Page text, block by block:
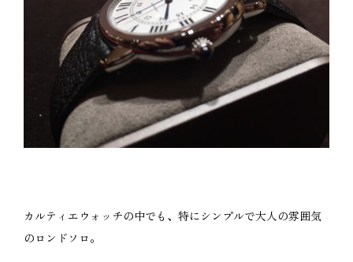
カルティエウォッチの中でも、特にシンプルで大人の雰囲気
のロンドソロ。